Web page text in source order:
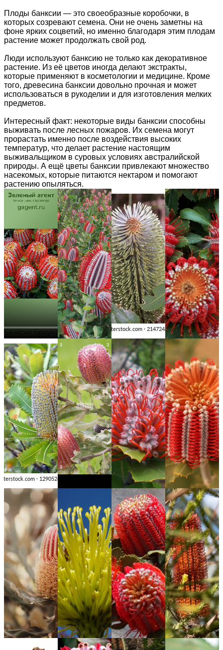
Плоды банксии — это своеобразные коробочки, в
которых созревают семена. Они не очень заметны на
фоне ярких соцветий, но именно благодаря этим плодам
растение может продолжать свой род.
Люди используют банксию не только как декоративное
растение. Из её цветов иногда делают экстракты,
которые применяют в косметологии и медицине. Кроме
того, древесина банксии довольно прочная и может
использоваться в рукоделии и для изготовления мелких
предметов.
Интересный факт: некоторые виды банксии способны
выживать после лесных пожаров. Их семена могут
прорастать именно после воздействия высоких
температур, что делает растение настоящим
выживальщиком в суровых условиях австралийской
природы. А ещё цветы банксии привлекают множество
насекомых, которые питаются нектаром и помогают
растению опыляться.